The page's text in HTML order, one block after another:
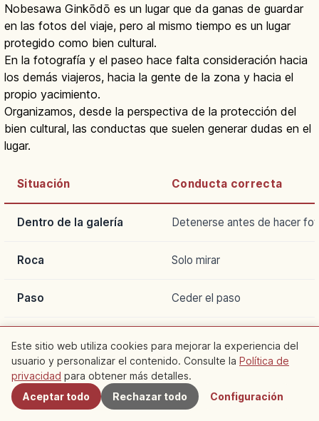
Nobesawa Ginkōdō es un lugar que da ganas de guardar
en las fotos del viaje, pero al mismo tiempo es un lugar
protegido como bien cultural.
En la fotografía y el paseo hace falta consideración hacia
los demás viajeros, hacia la gente de la zona y hacia el
propio yacimiento.
Organizamos, desde la perspectiva de la protección del
bien cultural, las conductas que suelen generar dudas en el
lugar.
Situación Conducta correcta
Dentro de la galería Detenerse antes de hacer
Roca Solo mirar
Paso Ceder el paso
Carteles Comprobar el contenido
Cercanos
Este sitio web utiliza cookies para mejorar la experiencia del
usuario y personalizar el contenido. Consulte la Política de
privacidad para obtener más detalles.
Aceptar todo
Rechazar todo Configuración